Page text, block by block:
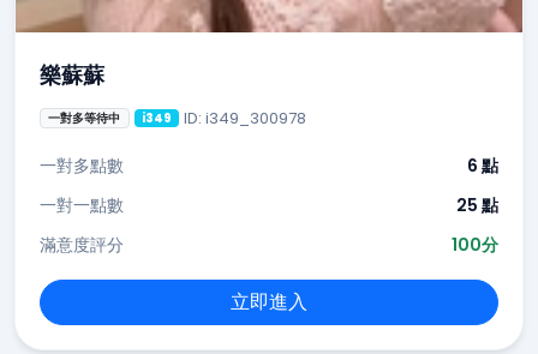
樂蘇蘇
一對多等待中 i349 ID: i349_300978
一對多點數
6 點
一對一點數
25 點
滿意度評分
100分
立即進入